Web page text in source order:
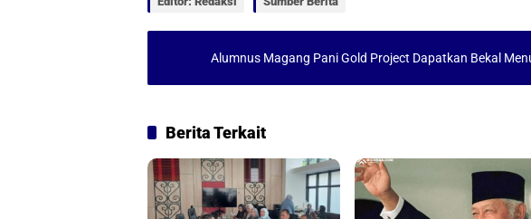
k
Alumnus Magang Pani Gold Project Dapatkan Bekal
Berita Terkait